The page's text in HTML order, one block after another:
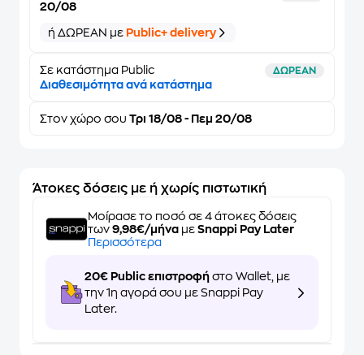
20/08
ή ΔΩΡΕΑΝ με Public+ delivery
Σε κατάστημα Public ΔΩΡΕΑΝ
Διαθεσιμότητα ανά κατάστημα
Στον χώρο σου Τρι 18/08 - Πεμ 20/08
Άτοκες δόσεις με ή χωρίς πιστωτική
Μοίρασε το ποσό σε 4 άτοκες δόσεις
των 9,98€/μήνα με Snappi Pay Later
Περισσότερα
20€ Public επιστροφή στο Wallet, με
την 1η αγορά σου με Snappi Pay
Later.